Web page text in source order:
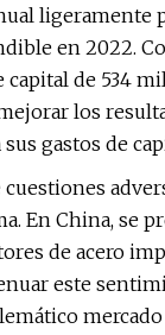
ligeramente
en 2022.
de 534
los
gastos de
En China, se
de acero
este